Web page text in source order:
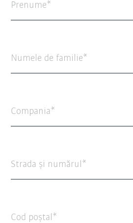
Prenume
Numele de familie
Compania
Strada şi numărul
Cod poștal